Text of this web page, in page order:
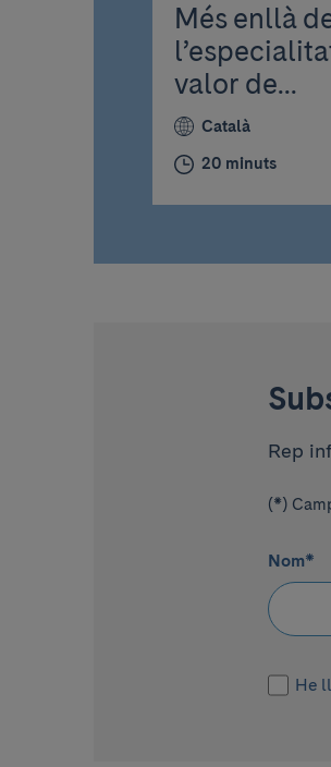
Més enllà
valor de...
Català
20 minuts
Rep
(*)
Nom*
He